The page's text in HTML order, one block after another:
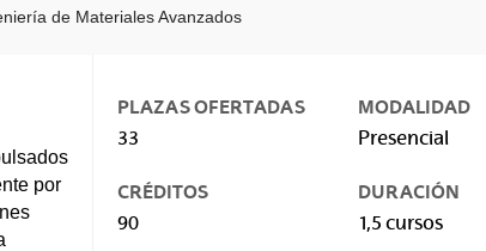
de Materiales Avanzados
por
PLAZAS OFERTADAS
33
MODALIDAD
Presencial
CRÉDITOS
90
DURACIÓN
1,5 cursos